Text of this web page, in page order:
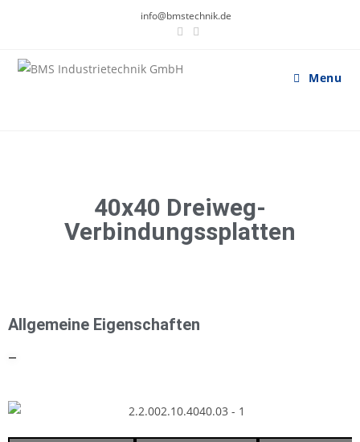
info@bmstechnik.de
Menu
40x40 Dreiweg-
Verbindungssplatten
Allgemeine Eigenschaften
—